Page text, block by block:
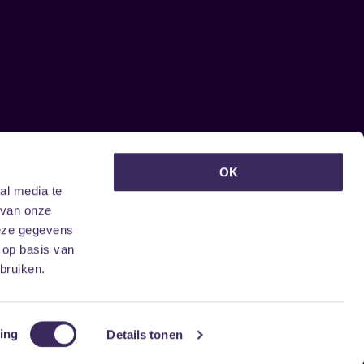
media te
onze
gegevens
basis van
Details tonen
OK
ontvangen?